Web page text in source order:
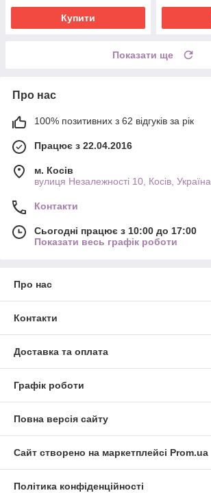
Купити
Показати ще
Про нас
100% позитивних з 62 відгуків за рік
Працює з 22.04.2016
м. Косів
вулиця Незалежності 10, Косів, Україна
Контакти
Сьогодні працює з 10:00 до 17:00
Показати весь графік роботи
Про нас
Контакти
Доставка та оплата
Графік роботи
Повна версія сайту
Сайт створено на маркетплейсі Prom.ua
Політика конфіденційності